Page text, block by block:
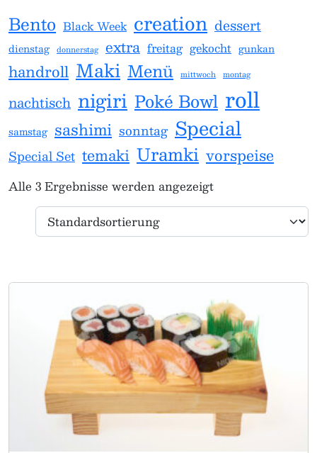
Bento Black Week creation dessert
dienstag donnerstag extra freitag gekocht gunkan
handroll Maki Menü mittwoch montag
nachtisch nigiri Poké Bowl roll
samstag sashimi sonntag Special
Special Set temaki Uramki vorspeise
Alle 3 Ergebnisse werden angezeigt